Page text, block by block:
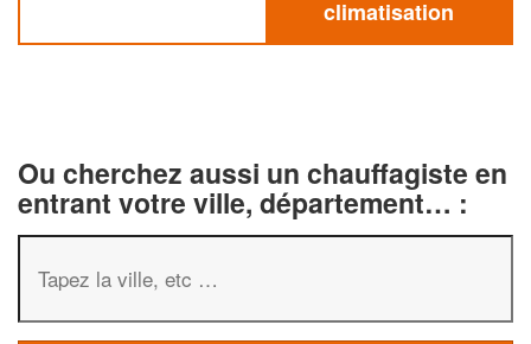
climatisation
Ou cherchez aussi un chauffagiste en
entrant votre ville, département… :